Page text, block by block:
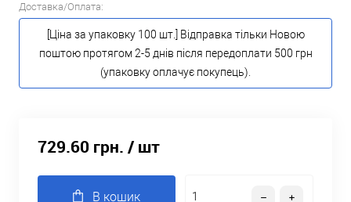
Доставка/Оплата:
[Ціна за упаковку 100 шт.] Відправка тільки Новою
поштою протягом 2-5 днів після передоплати 500 грн
(упаковку оплачує покупець).
729.60 грн. / шт
В кошик